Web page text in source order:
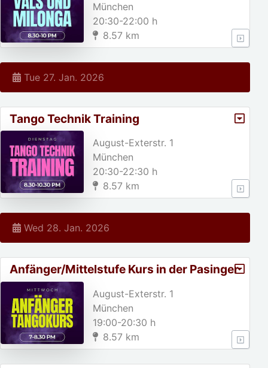
München
20:30-22:00 h
8.57 km
Tue 27. Jan. 2026
Tango Technik Training
August-Exterstr. 1
München
20:30-22:30 h
8.57 km
Wed 28. Jan. 2026
Anfänger/Mittelstufe Kurs in der Pasinger
Fabrik
August-Exterstr. 1
München
19:00-20:30 h
8.57 km